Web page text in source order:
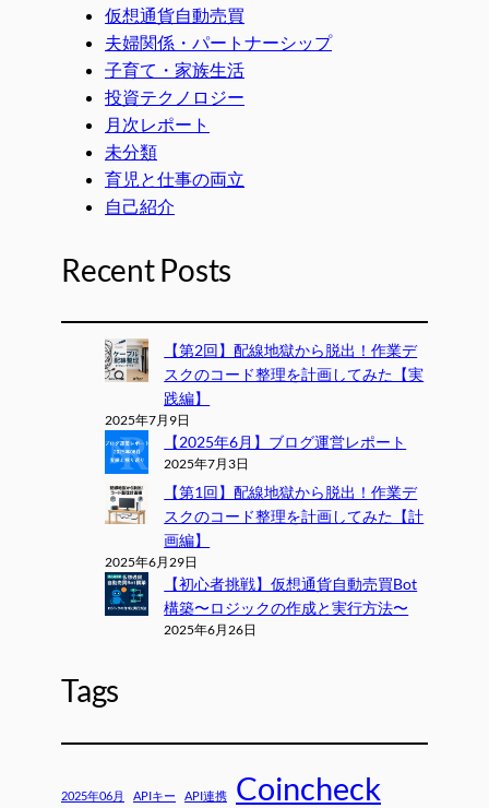
仮想通貨自動売買
夫婦関係・パートナーシップ
子育て・家族生活
投資テクノロジー
月次レポート
未分類
育児と仕事の両立
自己紹介
Recent Posts
【第2回】配線地獄から脱出！作業デ
スクのコード整理を計画してみた【実
践編】
2025年7月9日
【2025年6月】ブログ運営レポート
2025年7月3日
【第1回】配線地獄から脱出！作業デ
スクのコード整理を計画してみた【計
画編】
2025年6月29日
【初心者挑戦】仮想通貨自動売買Bot
構築〜ロジックの作成と実行方法〜
2025年6月26日
Tags
2025年06月 APIキー API連携 Coincheck